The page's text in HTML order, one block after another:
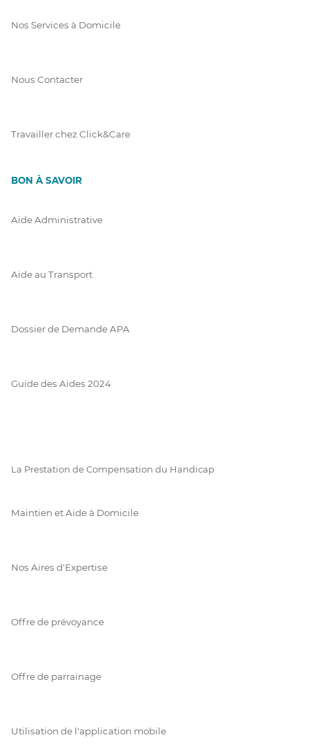
Nos Services à Domicile
Nous Contacter
Travailler chez Click&Care
BON À SAVOIR
Aide Administrative
Aide au Transport
Dossier de Demande APA
Guide des Aides 2024
La Prestation de Compensation du Handicap
Maintien et Aide à Domicile
Nos Aires d'Expertise
Offre de prévoyance
Offre de parrainage
Utilisation de l'application mobile